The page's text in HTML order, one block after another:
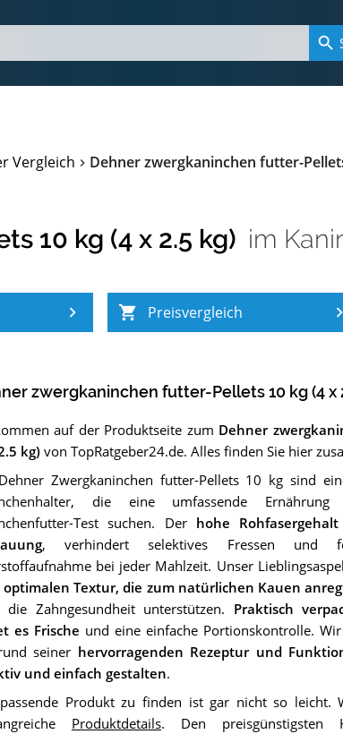
Vergleich Dehner zwergkaninchen futter-
10 kg (4 x 2.5 kg) im
Preisvergleich
zwergkaninchen futter-Pellets 10 kg (4 x
auf der Produktseite zum Dehner
kg)von TopRatgeber24.de. Alles finden Sie hier
Zwergkaninchen futter-Pellets 10 kg sind
die eine umfassende
Test suchen. Der hohe
, verhindert selektives Fressen und
bei jeder Mahlzeit. Unser
optimalen Textur, die zum natürlichen Kauen
die Zahngesundheit unterstützen. Praktisch
es Frische und eine einfache Portionskontrolle.
seiner hervorragenden Rezeptur und
und einfach gestalten.
Produkt zu finden ist gar nicht so leicht.
Produktdetails. Den